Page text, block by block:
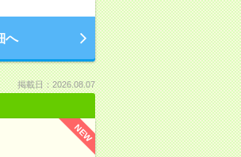
へ
掲載日：2026.08.07
NEW